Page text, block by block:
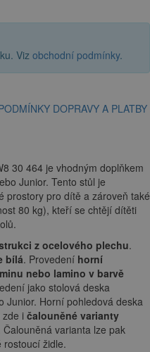
Viz obchodní podmínky.
DOPRAVY A PLATBY
30 464 je vhodným doplňkem
Junior. Tento stůl je
prostory pro dítě a zároveň také
80 kg), kteří se chtějí dítěti
z ocelového plechu.
bílá. Provedení horní
nebo lamino v barvě
jako stolová deska
Junior. Horní pohledová deska
zde i čalouněné varianty
varianta lze pak
rostoucí židle.